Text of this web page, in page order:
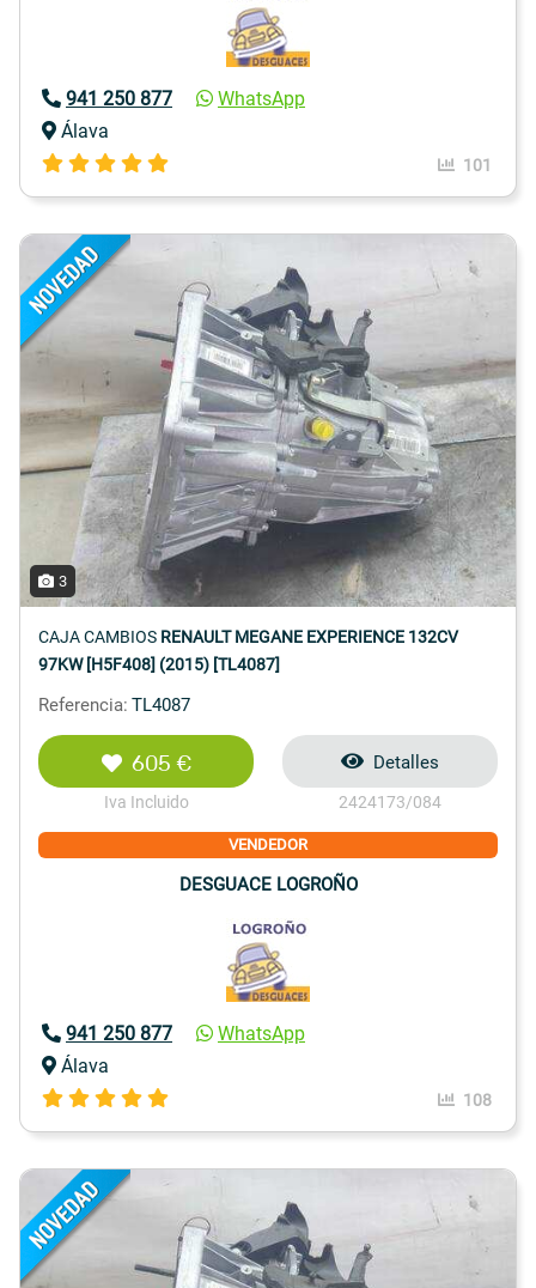
941 250 877
WhatsApp
Álava
101
3
CAJA CAMBIOS RENAULT MEGANE EXPERIENCE 132CV
97KW [H5F408] (2015) [TL4087]
Referencia: TL4087
605 €
Iva Incluido
Detalles
2424173/084
VENDEDOR
DESGUACE LOGROÑO
941 250 877
WhatsApp
Álava
108